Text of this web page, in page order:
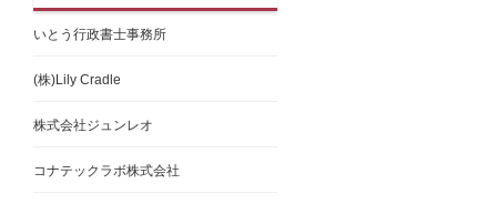
いとう行政書士事務所
(株)Lily Cradle
株式会社ジュンレオ
コナテックラボ株式会社